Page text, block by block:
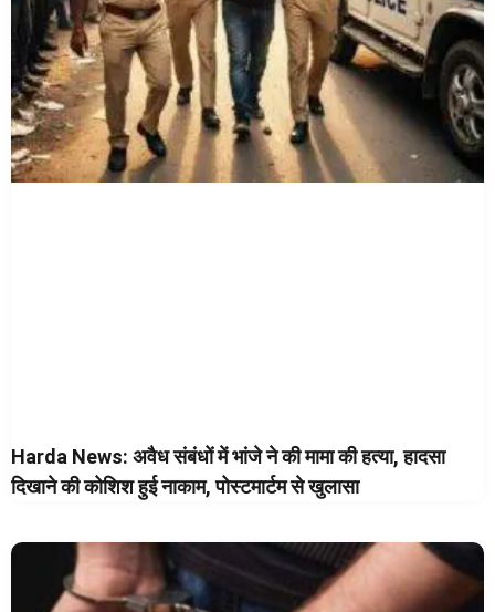
Harda News: अवैध संबंधों में भांजे ने की मामा की हत्या, हादसा
दिखाने की कोशिश हुई नाकाम, पोस्टमार्टम से खुलासा